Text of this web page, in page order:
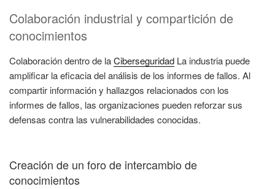
Colaboración industrial y compartición de
conocimientos
Colaboración dentro de laCiberseguridad La industria puede
amplificar la eficacia del análisis de los informes de fallos. Al
compartir información y hallazgos relacionados con los
informes de fallos, las organizaciones pueden reforzar sus
defensas contra las vulnerabilidades conocidas.
Creación de un foro de intercambio de
conocimientos